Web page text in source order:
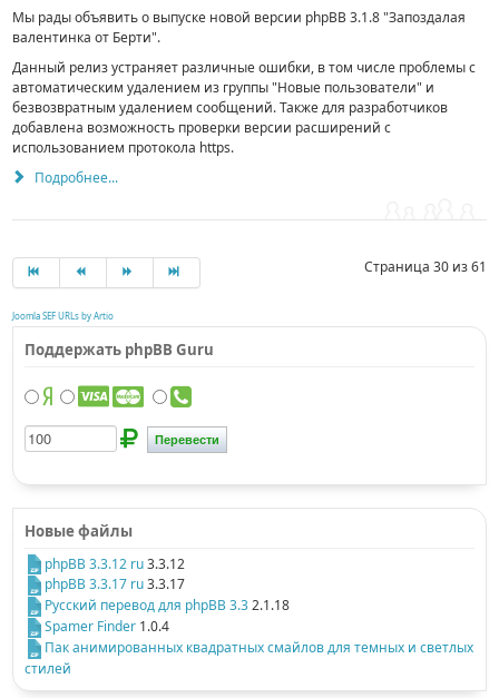
Мы рады объявить о выпуске новой версии phpBB 3.1.8 "Запоздалая
валентинка от Берти".
Данный релиз устраняет различные ошибки, в том числе проблемы с
автоматическим удалением из группы "Новые пользователи" и
безвозвратным удалением сообщений. Также для разработчиков
добавлена возможность проверки версии расширений с
использованием протокола https.
Подробнее...
Страница 30 из 61
Joomla SEF URLs by Artio
Поддержать phpBB Guru
Новые файлы
phpBB 3.3.12 ru3.3.12
phpBB 3.3.17 ru3.3.17
Русский перевод для phpBB 3.32.1.18
Spamer Finder 1.0.4
Пак анимированных квадратных смайлов для темных и светлых
стилей